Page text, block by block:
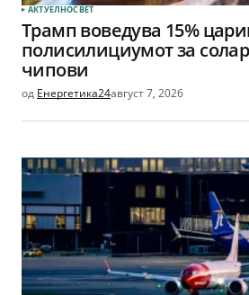
АКТУЕЛНОСВЕТ
Трамп воведува 15%
полисилициумот за
чипови
од Енергетика24август 7, 2026